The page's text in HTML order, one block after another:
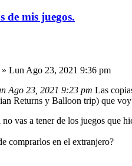
de mis juegos.
» Lun Ago 23, 2021 9:36 pm
Ago 23, 2021 9:23 pm Las
Returns y Balloon trip) que voy
vas a tener de los juegos que
comprarlos en el extranjero?